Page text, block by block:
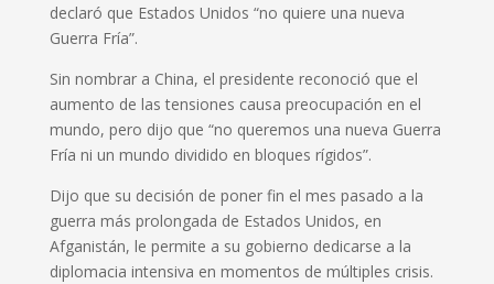
declaró que Estados Unidos “no quiere una nueva
Guerra Fría”.
Sin nombrar a China, el presidente reconoció que el
aumento de las tensiones causa preocupación en el
mundo, pero dijo que “no queremos una nueva Guerra
Fría ni un mundo dividido en bloques rígidos”.
Dijo que su decisión de poner fin el mes pasado a la
guerra más prolongada de Estados Unidos, en
Afganistán, le permite a su gobierno dedicarse a la
diplomacia intensiva en momentos de múltiples crisis.